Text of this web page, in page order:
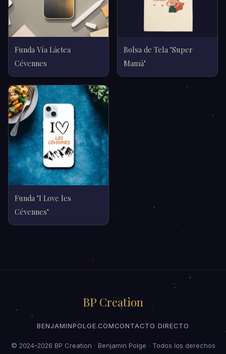
Funda Vía Láctea
Cévennes
Bolsa de Tela "Super
Mamá"
Funda "I Love les
Cévennes"
BP Creation
BENJAMINPOLGE.COM CONTACTO DIRECTO
© 2024–2026 BP Creation · Benjamin Polge · Todos los derechos